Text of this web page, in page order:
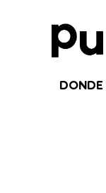
DONDE